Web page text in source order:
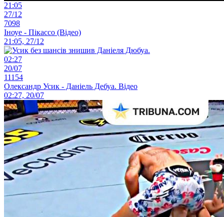
21:05
27/12
7098
Іноуе - Пікассо (Відео)
21:05, 27/12
02:27
20/07
11154
Олександр Усик - Даніель Дебуа. Відео
02:27, 20/07